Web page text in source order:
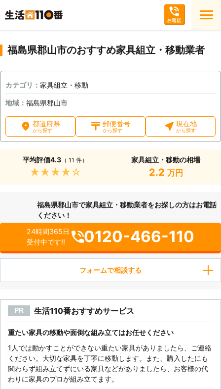
福島県郡山市のおすすめ家具組立・移動業者
カテゴリ： 家具組立・移動
地域： 福島県郡山市
都道府県
から探す
郵便番号
から探す
現在地
から探す
平均評価4.3 （ 11 件）
★★★★★
家具組立・移動の相場
2.2 万円
福島県郡山市で家具組立・移動業者をお探しの方はお電話
ください！
24時間365日
受付中です!!
0120-466-110
フォームで相談する
PR 生活110番おすすめサービス
重たい家具の移動や面倒な組み立てはお任せください
1人では動かすことができない重たい家具がありましたら、ご連絡
ください。大切な家具を丁寧に移動します。また、購入したにも
関わらず組み立てずにいる家具などがありましたら、お客様の代
わりに家具のプロが組み立てます。